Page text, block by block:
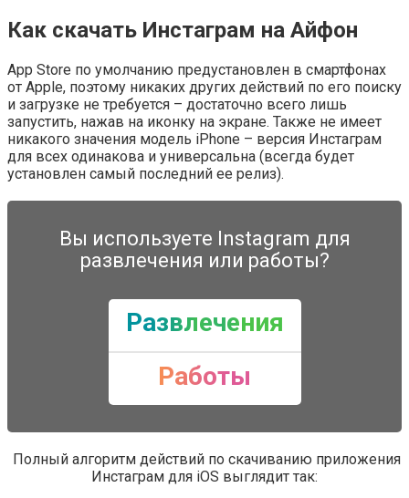
Как скачать Инстаграм на Айфон
App Store по умолчанию предустановлен в смартфонах
от Apple, поэтому никаких других действий по его поиску
и загрузке не требуется – достаточно всего лишь
запустить, нажав на иконку на экране. Также не имеет
никакого значения модель iPhone – версия Инстаграм
для всех одинакова и универсальна (всегда будет
установлен самый последний ее релиз).
Вы используете Instagram для
развлечения или работы?
Развлечения
Работы
Полный алгоритм действий по скачиванию приложения
Инстаграм для iOS выглядит так: